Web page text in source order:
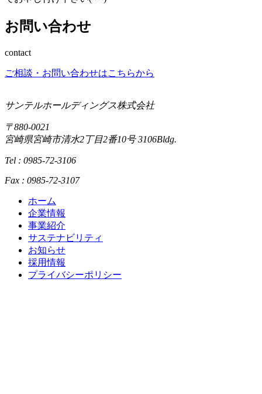
お問い合わせ
contact
ご相談・お問い合わせはこちらから
サンテルホールディングス株式会社
〒880-0021
宮崎県宮崎市清水2丁目2番10号 3106Bldg.
Tel : 0985-72-3106
Fax : 0985-72-3107
ホーム
企業情報
事業紹介
サステナビリティ
お知らせ
採用情報
プライバシーポリシー